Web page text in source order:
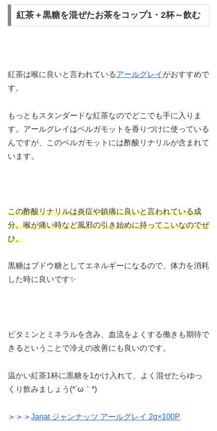
紅茶＋黒糖を混ぜたお茶をコップ1・2杯～飲む
紅茶は喉に良いと言われているアールグレイ がおすすめで
す。
もっともスタンダードな紅茶なのでどこでも手に入りま
す。アールグレイはベルガモットを香りづけに使っている
んですが、このベルガモットには酢酸リナリルが含まれて
います。
この酢酸リナリルは炎症や鎮痛に良いと言われている成
分。喉が痛い時など風邪の引き始めに持ってこいなのでぜ
ひ。
黒糖はブドウ糖としてエネルギーになるので、体力を消耗
した時に良いです✨
ビタミンとミネラルを含み、血流をよくする働きも期待で
きるということで冷えの改善にも良いのです。
温かい紅茶1杯に黒糖を1かけ入れて、よく混ぜたらゆっ
くり飲みましょう(*´ω｀*)
＞＞＞ Janat ジャンナッツ アールグレイ 2g×100P